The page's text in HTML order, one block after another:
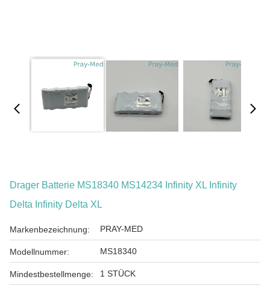
Drager Batterie MS18340 MS14234 Infinity XL Infinity
Delta Infinity Delta XL
Markenbezeichnung: PRAY-MED
Modellnummer: MS18340
Mindestbestellmenge: 1 STÜCK